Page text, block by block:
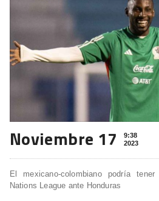
Noviembre 17
9:38
2023
El mexicano-colombiano podría
Nations League ante Honduras